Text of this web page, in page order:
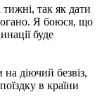
так як дати
Я боюся, що
буде
діючий безвіз,
в країни